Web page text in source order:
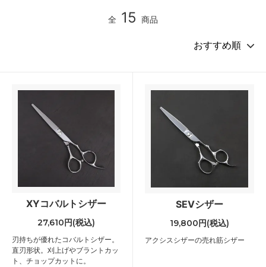
全 15 商品
XYコバルトシザー
27,610円(税込)
刃持ちが優れたコバルトシザー。
直刃形状。刈上げやブラントカッ
ト、チョップカットに。
SEVシザー
19,800円(税込)
アクシスシザーの売れ筋シザー